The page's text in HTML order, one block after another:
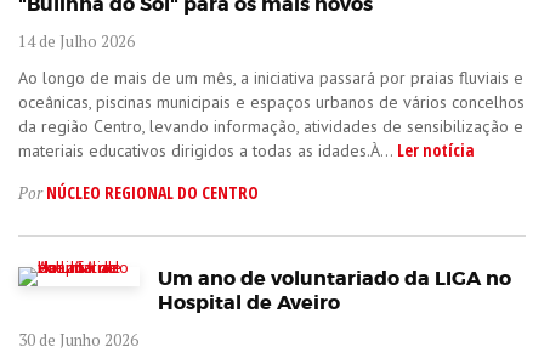
14 de Julho 2026
Ao longo de mais de um mês, a iniciativa passará por praias fluviais e
oceânicas, piscinas municipais e espaços urbanos de vários concelhos
da região Centro, levando informação, atividades de sensibilização e
materiais educativos dirigidos a todas as idades.À... Ler notícia
PorNÚCLEO REGIONAL DO CENTRO
Um ano de voluntariado da LIGA no
Hospital de Aveiro
30 de Junho 2026